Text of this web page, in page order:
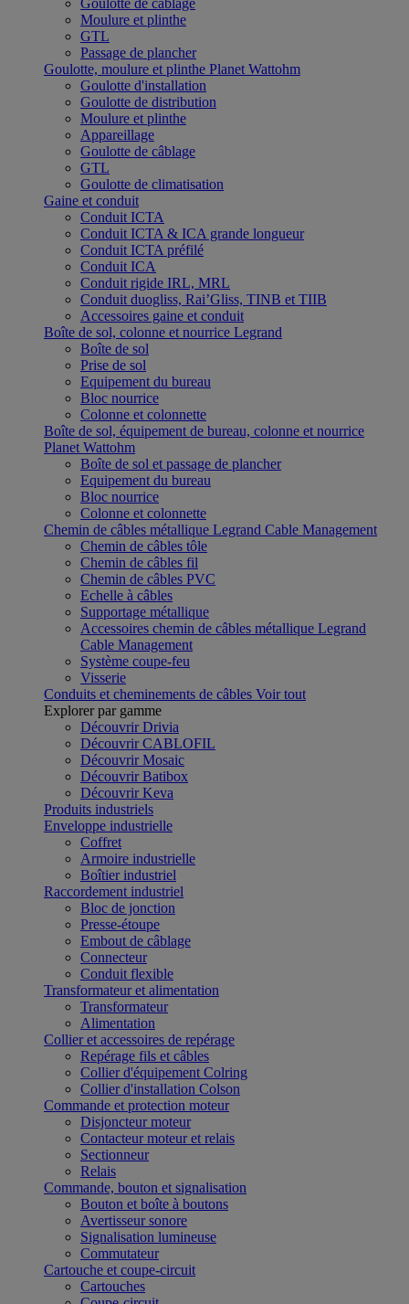
Goulotte de câblage
Moulure et plinthe
GTL
Passage de plancher
Goulotte, moulure et plinthe Planet Wattohm
Goulotte d'installation
Goulotte de distribution
Moulure et plinthe
Appareillage
Goulotte de câblage
GTL
Goulotte de climatisation
Gaine et conduit
Conduit ICTA
Conduit ICTA & ICA grande longueur
Conduit ICTA préfilé
Conduit ICA
Conduit rigide IRL, MRL
Conduit duogliss, Rai’Gliss, TINB et TIIB
Accessoires gaine et conduit
Boîte de sol, colonne et nourrice Legrand
Boîte de sol
Prise de sol
Equipement du bureau
Bloc nourrice
Colonne et colonnette
Boîte de sol, équipement de bureau, colonne et nourrice
Planet Wattohm
Boîte de sol et passage de plancher
Equipement du bureau
Bloc nourrice
Colonne et colonnette
Chemin de câbles métallique Legrand Cable Management
Chemin de câbles tôle
Chemin de câbles fil
Chemin de câbles PVC
Echelle à câbles
Supportage métallique
Accessoires chemin de câbles métallique Legrand
Cable Management
Système coupe-feu
Visserie
Conduits et cheminements de câbles Voir tout
Explorer par gamme
Découvrir Drivia
Découvrir CABLOFIL
Découvrir Mosaic
Découvrir Batibox
Découvrir Keva
Produits industriels
Enveloppe industrielle
Coffret
Armoire industrielle
Boîtier industriel
Raccordement industriel
Bloc de jonction
Presse-étoupe
Embout de câblage
Connecteur
Conduit flexible
Transformateur et alimentation
Transformateur
Alimentation
Collier et accessoires de repérage
Repérage fils et câbles
Collier d'équipement Colring
Collier d'installation Colson
Commande et protection moteur
Disjoncteur moteur
Contacteur moteur et relais
Sectionneur
Relais
Commande, bouton et signalisation
Bouton et boîte à boutons
Avertisseur sonore
Signalisation lumineuse
Commutateur
Cartouche et coupe-circuit
Cartouches